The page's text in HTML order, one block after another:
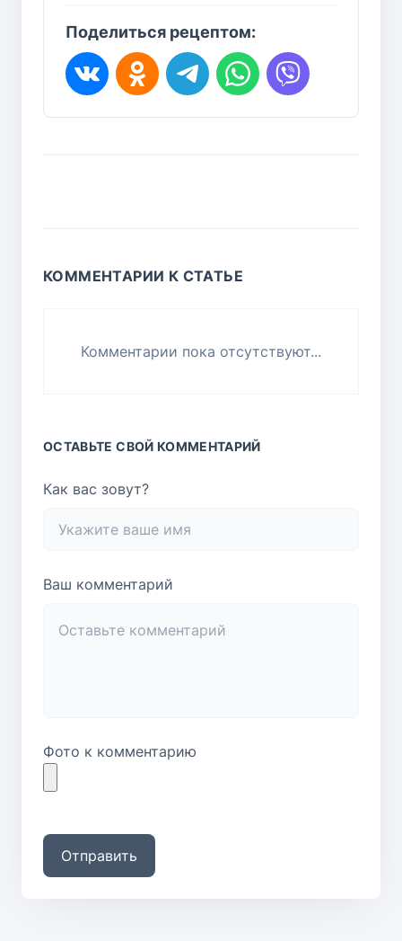
Поделиться рецептом:
КОММЕНТАРИИ К СТАТЬЕ
Комментарии пока отсутствуют...
ОСТАВЬТЕ СВОЙ КОММЕНТАРИЙ
Как вас зовут?
Ваш комментарий
Фото к комментарию
Отправить